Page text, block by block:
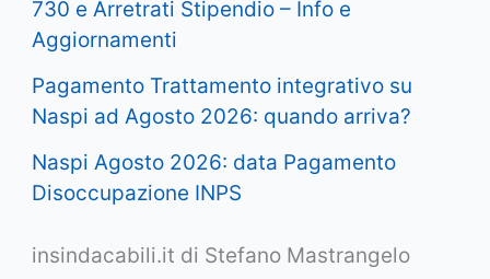
730 e Arretrati Stipendio – Info e
Aggiornamenti
Pagamento Trattamento integrativo su
Naspi ad Agosto 2026: quando arriva?
Naspi Agosto 2026: data Pagamento
Disoccupazione INPS
insindacabili.it di Stefano Mastrangelo